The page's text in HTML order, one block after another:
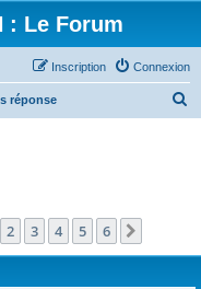
: Le Forum
Connexion
Inscription
réponse
c
2 3 4 5 6